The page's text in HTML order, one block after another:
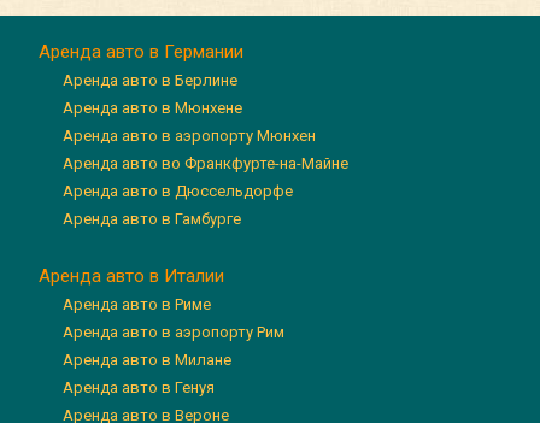
Аренда авто в Германии
Аренда авто в Берлине
Аренда авто в Мюнхене
Аренда авто в аэропорту Мюнхен
Аренда авто во Франкфурте-на-Майне
Аренда авто в Дюссельдорфе
Аренда авто в Гамбурге
Аренда авто в Италии
Аренда авто в Риме
Аренда авто в аэропорту Рим
Аренда авто в Милане
Аренда авто в Генуя
Аренда авто в Вероне